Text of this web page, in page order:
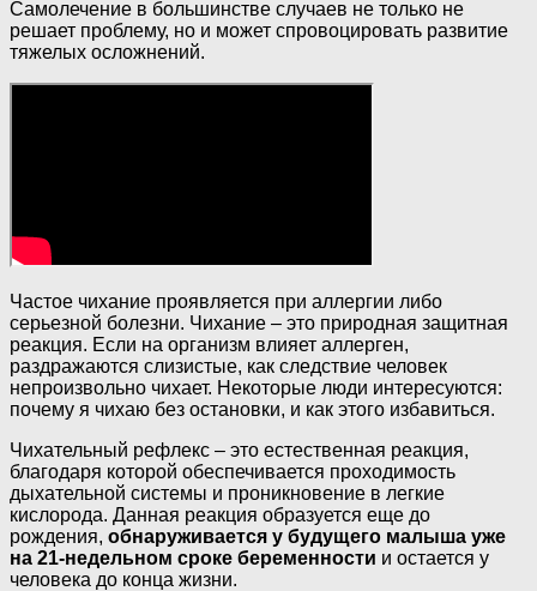
Самолечение в большинстве случаев не только не
решает проблему, но и может спровоцировать развитие
тяжелых осложнений.
Частое чихание проявляется при аллергии либо
серьезной болезни. Чихание – это природная защитная
реакция. Если на организм влияет аллерген,
раздражаются слизистые, как следствие человек
непроизвольно чихает. Некоторые люди интересуются:
почему я чихаю без остановки, и как этого избавиться.
Чихательный рефлекс – это естественная реакция,
благодаря которой обеспечивается проходимость
дыхательной системы и проникновение в легкие
кислорода. Данная реакция образуется еще до
рождения, обнаруживается у будущего малыша уже
на 21-недельном сроке беременности и остается у
человека до конца жизни.